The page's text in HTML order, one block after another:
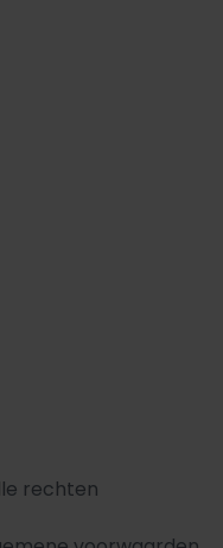
rechten